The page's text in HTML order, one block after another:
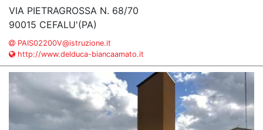
VIA PIETRAGROSSA N. 68/70
90015 CEFALU'(PA)
PAIS02200V@istruzione.it
http://www.delduca-biancaamato.it